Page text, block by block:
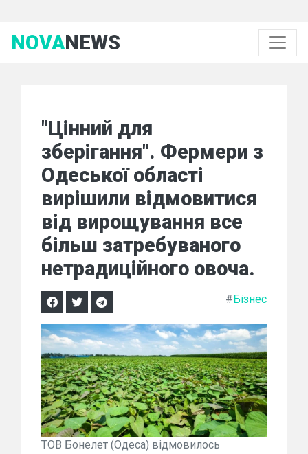
NOVANEWS
"Цінний для
зберігання". Фермери з
Одеської області
вирішили відмовитися
від вирощування все
більш затребуваного
нетрадиційного овоча.
#Бізнес
ТОВ Бонелет (Одеса) відмовилось